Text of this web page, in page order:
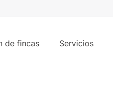
de fincas Servicios